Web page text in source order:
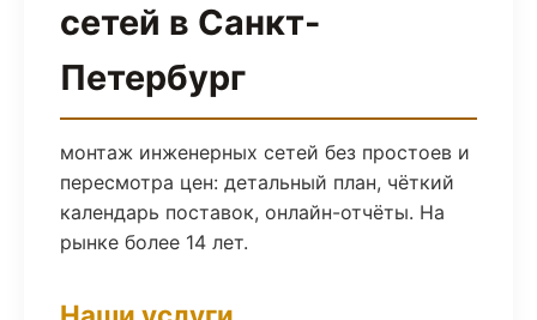
сетей в Санкт-
Петербург
монтаж инженерных сетей без простоев и
пересмотра цен: детальный план, чёткий
календарь поставок, онлайн-отчёты. На
рынке более 14 лет.